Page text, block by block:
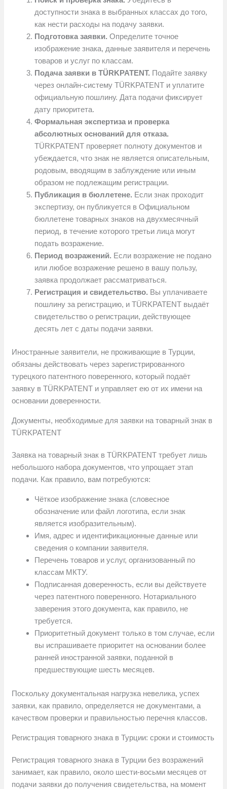
доступности знака в выбранных классах до того,
как нести расходы на подачу заявки.
Подготовка заявки. Определите точное
изображение знака, данные заявителя и перечень
товаров и услуг по классам.
Подача заявки в TÜRKPATENT. Подайте заявку
через онлайн-систему TÜRKPATENT и уплатите
официальную пошлину. Дата подачи фиксирует
дату приоритета.
Формальная экспертиза и проверка
абсолютных оснований для отказа.
TÜRKPATENT проверяет полноту документов и
убеждается, что знак не является описательным,
родовым, вводящим в заблуждение или иным
образом не подлежащим регистрации.
Публикация в бюллетене. Если знак проходит
экспертизу, он публикуется в Официальном
бюллетене товарных знаков на двухмесячный
период, в течение которого третьи лица могут
подать возражение.
Период возражений. Если возражение не подано
или любое возражение решено в вашу пользу,
заявка продолжает рассматриваться.
Регистрация и свидетельство. Вы уплачиваете
пошлину за регистрацию, и TÜRKPATENT выдаёт
свидетельство о регистрации, действующее
десять лет с даты подачи заявки.
Иностранные заявители, не проживающие в Турции,
обязаны действовать через зарегистрированного
турецкого патентного поверенного, который подаёт
заявку в TÜRKPATENT и управляет ею от их имени на
основании доверенности.
Документы, необходимые для заявки на товарный знак в
TÜRKPATENT
Заявка на товарный знак в TÜRKPATENT требует лишь
небольшого набора документов, что упрощает этап
подачи. Как правило, вам потребуются:
Чёткое изображение знака (словесное
обозначение или файл логотипа, если знак
является изобразительным).
Имя, адрес и идентификационные данные или
сведения о компании заявителя.
Перечень товаров и услуг, организованный по
классам МКТУ.
Подписанная доверенность, если вы действуете
через патентного поверенного. Нотариального
заверения этого документа, как правило, не
требуется.
Приоритетный документ только в том случае, если
вы испрашиваете приоритет на основании более
ранней иностранной заявки, поданной в
предшествующие шесть месяцев.
Поскольку документальная нагрузка невелика, успех
заявки, как правило, определяется не документами, а
качеством проверки и правильностью перечня классов.
Регистрация товарного знака в Турции: сроки и стоимость
Регистрация товарного знака в Турции без возражений
занимает, как правило, около шести-восьми месяцев от
подачи заявки до получения свидетельства, на момент